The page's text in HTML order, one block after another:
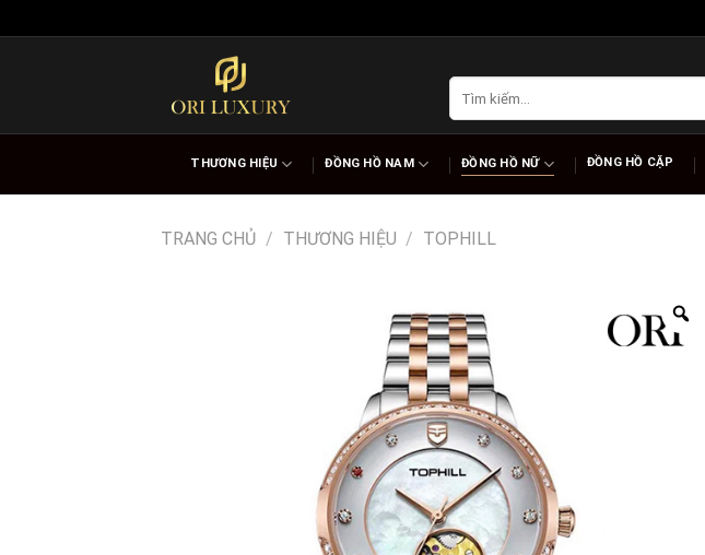
to
THƯƠNG HIỆU ĐỒNG HỒ NAM ĐỒNG HỒ NỮ ĐỒNG HỒ CẶP
TRANG CHỦ / THƯƠNG HIỆU / TOPHILL